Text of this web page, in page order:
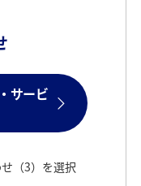
サービ
（3）を選択